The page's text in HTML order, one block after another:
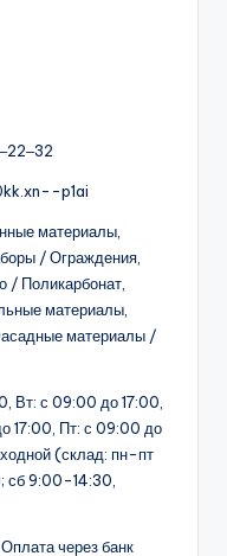
p1ai
материалы,
/ Ограждения,
/ Поликарбонат,
материалы,
материалы /
Вт: с 09:00 до 17:00,
17:00, Пт: с 09:00 до
(склад: пн-пт
сб 9:00-14:30,
через банк